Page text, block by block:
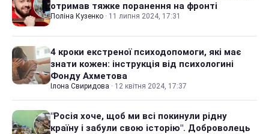
отримав тяжке поранення на фронті
Поліна Кузенко · 11 липня 2024, 17:31
4 кроки екстреної психодопомоги, які має
знати кожен: інструкція від психологині
Фонду Ахметова
Ілона Свиридова · 12 квітня 2024, 17:37
"Росія хоче, щоб ми всі покинули рідну
країну і забули свою історію". Доброволець